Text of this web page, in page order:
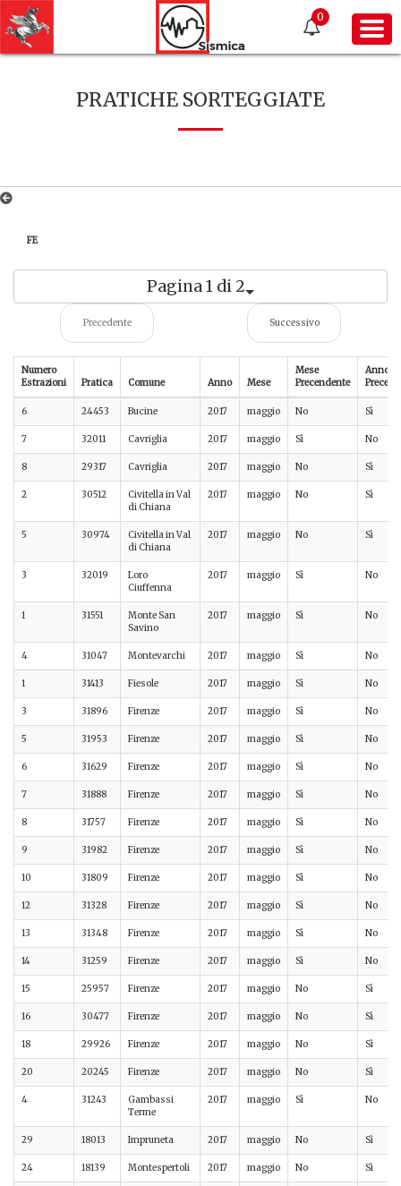
0
PRATICHE SORTEGGIATE
FE
Pagina 1 di 2
Precedente Successivo
Numero
Estrazioni
Pratica Comune Anno Mese
Mese
Precendente
Anno
6 24453 Bucine 2017 maggio No Sì
7 32011 Cavriglia 2017 maggio Sì No
8 29317 Cavriglia 2017 maggio No Sì
2 30512
Civitella in Val
di Chiana
2017 maggio No Sì
5 30974
Civitella in Val
di Chiana
2017 maggio No Sì
3 32019
Loro
Ciuffenna
2017 maggio Sì No
1 31551
Monte San
Savino
2017 maggio Sì No
4 31047 Montevarchi 2017 maggio Sì No
1 31413 Fiesole 2017 maggio Sì No
3 31896 Firenze 2017 maggio Sì No
5 31953 Firenze 2017 maggio Sì No
6 31629 Firenze 2017 maggio Sì No
7 31888 Firenze 2017 maggio Sì No
8 31757 Firenze 2017 maggio Sì No
9 31982 Firenze 2017 maggio Sì No
10 31809 Firenze 2017 maggio Sì No
12 31328 Firenze 2017 maggio Sì No
13 31348 Firenze 2017 maggio Sì No
14 31259 Firenze 2017 maggio Sì No
15 25957 Firenze 2017 maggio No Sì
16 30477 Firenze 2017 maggio No Sì
18 29926 Firenze 2017 maggio No Sì
20 20245 Firenze 2017 maggio No Sì
4 31243
Gambassi
Terme
2017 maggio Sì No
29 18013 Impruneta 2017 maggio No Sì
24 18139 Montespertoli 2017 maggio No Sì